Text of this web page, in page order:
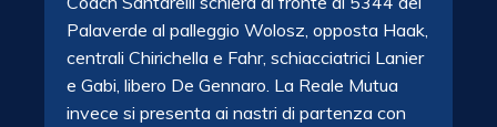
Palaverde al palleggio Wolosz, opposta Haak,
centrali Chirichella e Fahr, schiacciatrici Lanier
e Gabi, libero De Gennaro. La Reale Mutua
invece si presenta ai nastri di partenza con